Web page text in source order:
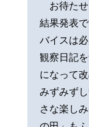
お待たせ
結果発表
バイスは
観察日記
になって
みずみず
さな楽し